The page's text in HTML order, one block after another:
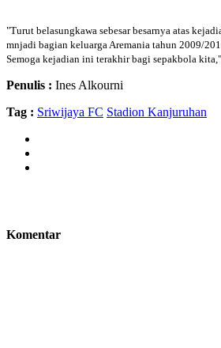
"Turut belasungkawa sebesar besarnya atas
mnjadi bagian keluarga Aremania tahun 2009/
Semoga kejadian ini terakhir bagi sepakbola
Penulis : Ines Alkourni
Tag : Sriwijaya FC Stadion Kanjuruhan
Komentar